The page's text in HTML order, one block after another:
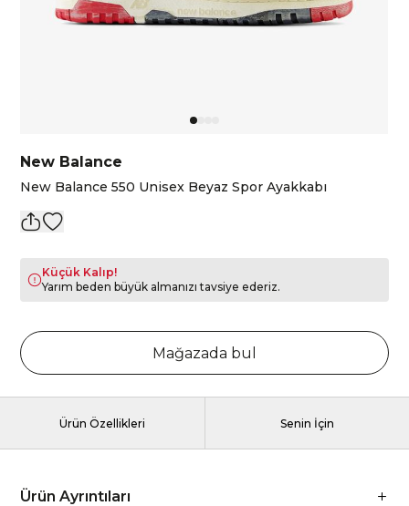
New Balance
New Balance 550 Unisex Beyaz Spor Ayakkabı
Küçük Kalıp!
Yarım beden büyük almanızı tavsiye ederiz.
Mağazada bul
Ürün Özellikleri Senin İçin
Ürün Ayrıntıları